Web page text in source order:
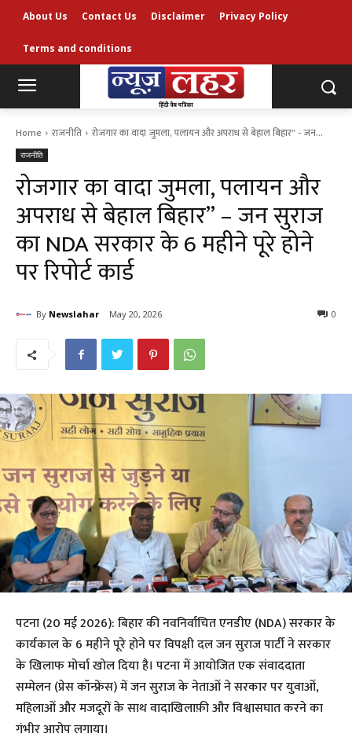
About Us Contact Us Disclaimer Privacy Policy
Terms and conditions
Home राजनीति रोजगार का वादा जुमला, पलायन और अपराध से बेहाल बिहार" - जन...
राजनीति
रोजगार का वादा जुमला, पलायन और
अपराध से बेहाल बिहार” – जन सुराज
का NDA सरकार के 6 महीने पूरे होने
पर रिपोर्ट कार्ड
By Newslahar May 20, 2026 0
पटना (20 मई 2026): बिहार की नवनिर्वाचित एनडीए (NDA) सरकार के
कार्यकाल के 6 महीने पूरे होने पर विपक्षी दल जन सुराज पार्टी ने सरकार
के खिलाफ मोर्चा खोल दिया है। पटना में आयोजित एक संवाददाता
सम्मेलन (प्रेस कॉन्फ्रेंस) में जन सुराज के नेताओं ने सरकार पर युवाओं,
महिलाओं और मजदूरों के साथ वादाखिलाफ़ी और विश्वासघात करने का
गंभीर आरोप लगाया।